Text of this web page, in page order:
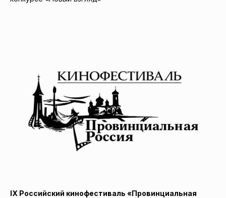
IX Российский кинофестиваль «Провинциальная